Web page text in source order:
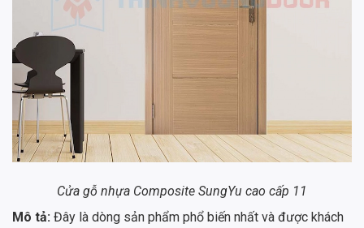
Cửa gỗ nhựa Composite SungYu cao cấp 11
Mô tả: Đây là dòng sản phẩm phổ biến nhất và được khách